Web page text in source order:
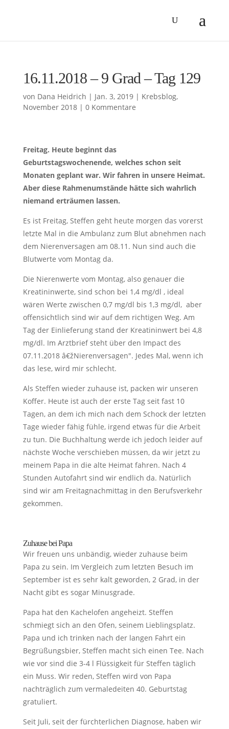
16.11.2018 – 9 Grad – Tag 129
von Dana Heidrich | Jan. 3, 2019| Krebsblog,
November 2018| 0 Kommentare
Freitag. Heute beginnt das
Geburtstagswochenende, welches schon seit
Monaten geplant war. Wir fahren in unsere Heimat.
Aber diese Rahmenumstände hätte sich wahrlich
niemand erträumen lassen.
Es ist Freitag, Steffen geht heute morgen das vorerst
letzte Mal in die Ambulanz zum Blut abnehmen nach
dem Nierenversagen am 08.11. Nun sind auch die
Blutwerte vom Montag da.
Die Nierenwerte vom Montag, also genauer die
Kreatininwerte, sind schon bei 1,4 mg/dl , ideal
wären Werte zwischen 0,7 mg/dl bis 1,3 mg/dl, aber
offensichtlich sind wir auf dem richtigen Weg. Am
Tag der Einlieferung stand der Kreatininwert bei 4,8
mg/dl. Im Arztbrief steht über den Impact des
07.11.2018 â€žNierenversagen". Jedes Mal, wenn ich
das lese, wird mir schlecht.
Als Steffen wieder zuhause ist, packen wir unseren
Koffer. Heute ist auch der erste Tag seit fast 10
Tagen, an dem ich mich nach dem Schock der letzten
Tage wieder fähig fühle, irgend etwas für die Arbeit
zu tun. Die Buchhaltung werde ich jedoch leider auf
nächste Woche verschieben müssen, da wir jetzt zu
meinem Papa in die alte Heimat fahren. Nach 4
Stunden Autofahrt sind wir endlich da. Natürlich
sind wir am Freitagnachmittag in den Berufsverkehr
gekommen.
Zuhause bei Papa
Wir freuen uns unbändig, wieder zuhause beim
Papa zu sein. Im Vergleich zum letzten Besuch im
September ist es sehr kalt geworden, 2 Grad, in der
Nacht gibt es sogar Minusgrade.
Papa hat den Kachelofen angeheizt. Steffen
schmiegt sich an den Ofen, seinem Lieblingsplatz.
Papa und ich trinken nach der langen Fahrt ein
Begrüßungsbier, Steffen macht sich einen Tee. Nach
wie vor sind die 3-4 l Flüssigkeit für Steffen täglich
ein Muss. Wir reden, Steffen wird von Papa
nachträglich zum vermaledeiten 40. Geburtstag
gratuliert.
Seit Juli, seit der fürchterlichen Diagnose, haben wir